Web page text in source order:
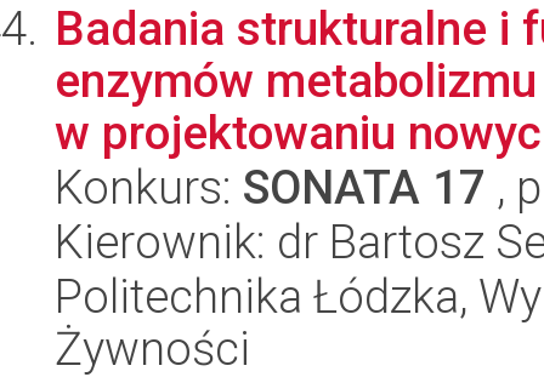
Badania strukturalne i
enzymów
w projektowaniu
Konkurs: SONATA 17 ,
Kierownik: dr Bartosz
Politechnika Łódzka,
Żywności